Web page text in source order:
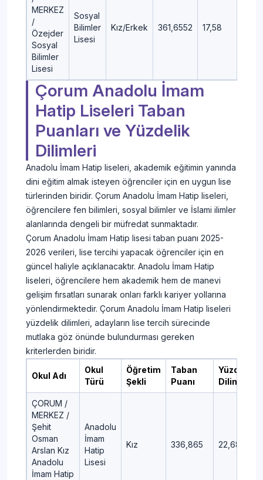
MERKEZ
/
Özejder
Sosyal
Bilimler
Lisesi
Sosyal
Bilimler
Lisesi
Kız/Erkek 361,6552 17,58
Çorum Anadolu İmam
Hatip Liseleri Taban
Puanları ve Yüzdelik
Dilimleri
Anadolu İmam Hatip liseleri, akademik eğitimin yanında
dini eğitim almak isteyen öğrenciler için en uygun lise
türlerinden biridir. Çorum Anadolu İmam Hatip liseleri,
öğrencilere fen bilimleri, sosyal bilimler ve İslami ilimler
alanlarında dengeli bir müfredat sunmaktadır.
Çorum Anadolu İmam Hatip lisesi taban puanı 2025-
2026 verileri, lise tercihi yapacak öğrenciler için en
güncel haliyle açıklanacaktır. Anadolu İmam Hatip
liseleri, öğrencilere hem akademik hem de manevi
gelişim fırsatları sunarak onları farklı kariyer yollarına
yönlendirmektedir. Çorum Anadolu İmam Hatip liseleri
yüzdelik dilimleri, adayların lise tercih sürecinde
mutlaka göz önünde bulundurması gereken
kriterlerden biridir.
Okul Adı
Okul
Türü
Öğretim
Şekli
Taban
Puanı
Yüzdelik
Dilim
ÇORUM /
MERKEZ /
Şehit
Osman
Arslan Kız
Anadolu
İmam Hatip
Anadolu
İmam
Hatip
Lisesi
Kız 336,865 22,68